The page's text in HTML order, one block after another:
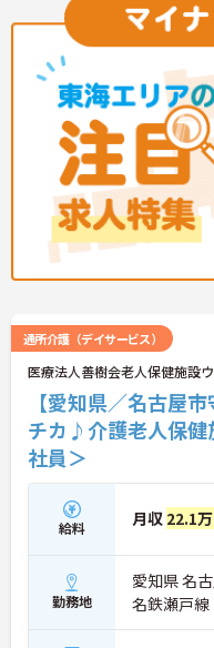
■ 福利厚生充実で将来も
腰を据えて働きたい方に
・賞与支給あり
・住宅手当あり
・扶養手当あり
・退職金制度あり
→ 生活面や将来を支える
―――――――――――――――
■ 「年間休日121日」♪働
仕事もプライベートも大
す。
・「年間休日121日」と
勤務で生活リズムを整え
・有給休暇、育児休暇、
備
→ ワークライフバランス
しやすい職場です♪
―――――――――――――――
■ 昭和30年創設！安定基
・昭和30年から高齢者福祉
・退職共済制度など福利
→ 安定した環境で長期的
す♪
―――――――――――――――
■ 地域の高齢者を支えるや
地域福祉に貢献したい方
・養護老人ホームとして
・デイサービスやケアハウ
・関係機関との連携を通
→ 地域とのつながりを感
―――――――――――――――
■ 相談援助の専門性を活
通所介護（デイサービス）
医療法人善樹会老人保健施設
【愛知県／名古屋
チカ♪介護老人保健
社員＞
給料 月収 22.1
勤務地
愛知県 名
名鉄瀬戸